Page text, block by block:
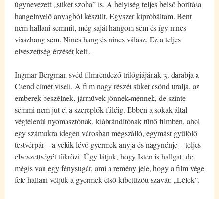
úgynevezett „süket szoba” is. A helyiség teljes belső borítása
hangelnyelő anyagból készült. Egyszer kipróbáltam. Bent
nem hallani semmit, még saját hangom sem és így nincs
visszhang sem. Nincs hang és nincs válasz. Ez a teljes
elveszettség érzését kelti.
Ingmar Bergman svéd filmrendező trilógiájának 3. darabja a
Csend címet viseli. A film nagy részét süket csönd uralja, az
emberek beszélnek, járművek jönnek-mennek, de szinte
semmi nem jut el a szereplők füléig. Ebben a sokak által
végtelenül nyomasztónak, kiábrándítónak tűnő filmben, ahol
egy számukra idegen városban megszálló, egymást gyűlölő
testvérpár – a velük lévő gyermek anyja és nagynénje – teljes
elveszettségét tükrözi. Úgy látjuk, hogy Isten is hallgat, de
mégis van egy fénysugár, ami a remény jele, hogy a film vége
fele hallani véljük a gyermek első kibetűzött szavát: „Lélek”.